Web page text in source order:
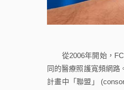
從2006年開始，FCC
同的醫療照護寬頻網路
計畫中「聯盟」